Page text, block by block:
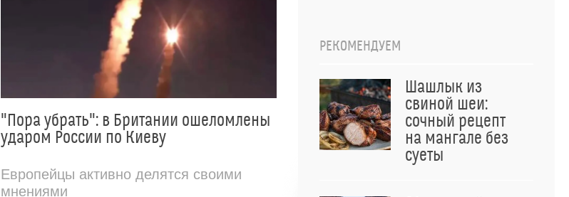
"Пора убрать": в Британии ошеломлены
ударом России по Киеву
Европейцы активно делятся своими
мнениями
РЕКОМЕНДУЕМ
Шашлык из
свиной шеи:
сочный рецепт
на мангале без
суеты